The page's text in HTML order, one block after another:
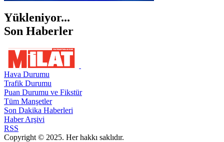
Yükleniyor...
Son Haberler
Hava Durumu
Trafik Durumu
Puan Durumu ve Fikstür
Tüm Manşetler
Son Dakika Haberleri
Haber Arşivi
RSS
Copyright © 2025. Her hakkı saklıdır.